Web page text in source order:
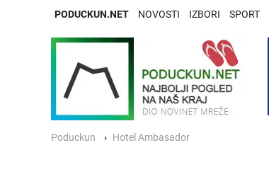
PODUCKUN.NET NOVOSTI IZBORI SPORT
Poduckun Hotel Ambasador